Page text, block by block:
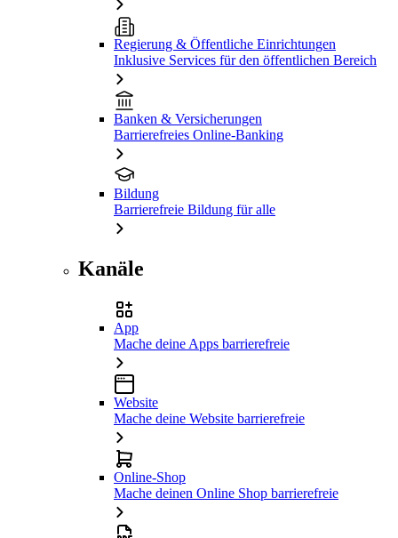
Regierung & Öffentliche Einrichtungen
Inklusive Services für den öffentlichen Bereich
Banken & Versicherungen
Barrierefreies Online-Banking
Bildung
Barrierefreie Bildung für alle
Kanäle
App
Mache deine Apps barrierefreie
Website
Mache deine Website barrierefreie
Online-Shop
Mache deinen Online Shop barrierefreie